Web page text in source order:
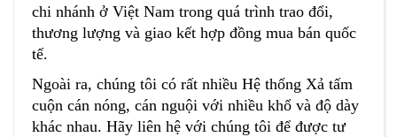
chi nhánh ở Việt Nam trong quá trình trao đổi,
thương lượng và giao kết hợp đồng mua bán quốc
tế.
Ngoài ra, chúng tôi có rất nhiều Hệ thống Xả tấm
cuộn cán nóng, cán nguội với nhiều khổ và độ dày
khác nhau. Hãy liên hệ với chúng tôi để được tư